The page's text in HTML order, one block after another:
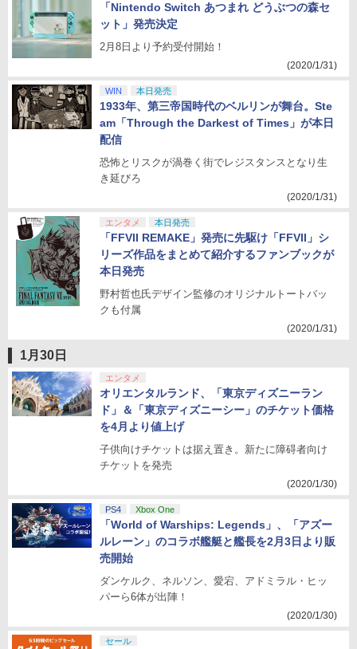
「Nintendo Switch あつまれ どうぶつの森セ
ット」発売決定
2月8日より予約受付開始！
(2020/1/31)
WIN 本日発売
1933年、第三帝国時代のベルリンが舞台。Ste
am「Through the Darkest of Times」が本日
配信
恐怖とリスクが渦巻く街でレジスタンスとなり生
き延びろ
(2020/1/31)
エンタメ 本日発売
「FFVII REMAKE」発売に先駆け「FFVII」シ
リーズ作品をまとめて紹介するファンブックが
本日発売
野村哲也氏デザイン監修のオリジナルトートバッ
クも付属
(2020/1/31)
1月30日
エンタメ
オリエンタルランド、「東京ディズニーラン
ド」＆「東京ディズニーシー」のチケット価格
を4月より値上げ
子供向けチケットは据え置き。新たに障碍者向け
チケットを発売
(2020/1/30)
PS4 Xbox One
「World of Warships: Legends」、「アズー
ルレーン」のコラボ艦艇と艦長を2月3日より販
売開始
ダンケルク、ネルソン、愛宕、アドミラル・ヒッ
パーら6体が出陣！
(2020/1/30)
セール